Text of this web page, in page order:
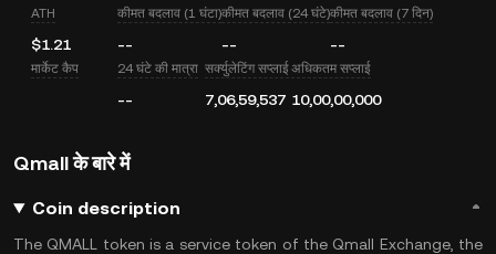
ATH
$1.21
कीमत बदलाव (1 घंटा)
--
कीमत बदलाव (24 घंटे)
--
कीमत बदलाव (7 दिन)
--
मार्केट कैप 24 घंटे की मात्रा
--
सर्क्युलेटिंग सप्लाई
7,06,59,537
अधिकतम सप्लाई
10,00,00,000
Qmall के बारे में
Coin description
The QMALL token is a service token of the Qmall Exchange, the